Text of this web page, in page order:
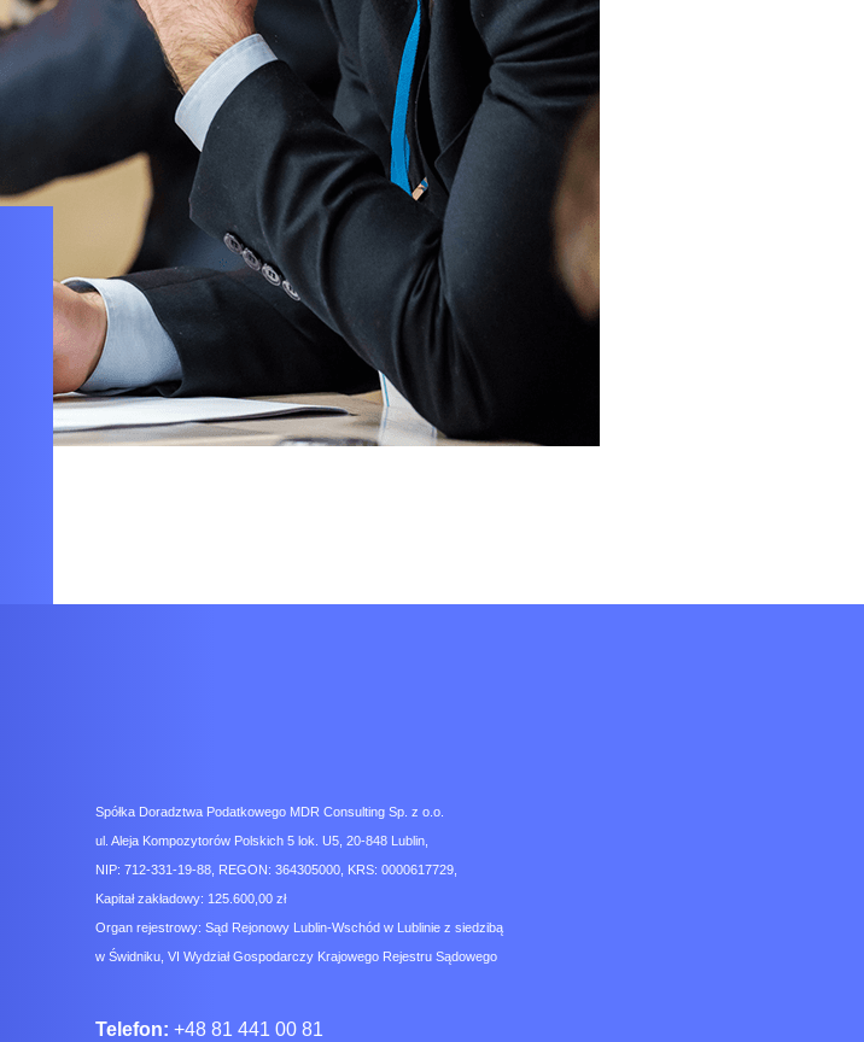
Spółka Doradztwa Podatkowego MDR Consulting Sp. z o.o.
ul. Aleja Kompozytorów Polskich 5 lok. U5, 20-848 Lublin,
NIP: 712-331-19-88, REGON: 364305000, KRS: 0000617729,
Kapitał zakładowy: 125.600,00 zł
Organ rejestrowy: Sąd Rejonowy Lublin-Wschód w Lublinie z siedzibą
w Świdniku, VI Wydział Gospodarczy Krajowego Rejestru Sądowego
Telefon: +48 81 441 00 81